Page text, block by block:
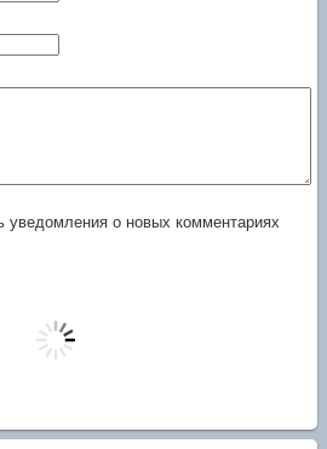
уведомления о новых комментариях